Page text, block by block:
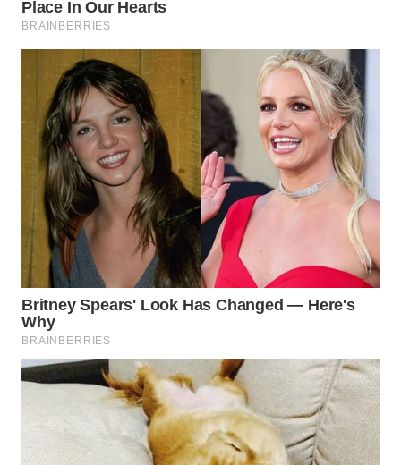
PURWAKARTA
WN
PRIANGAN
TIMUR
WN
SEMARANG
WN
SOLO
BOROBUDUR
WN
WN